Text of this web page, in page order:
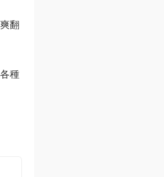
翻
種